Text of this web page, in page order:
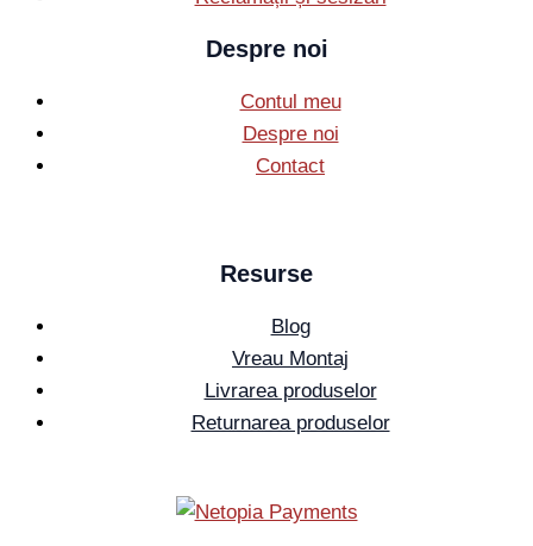
Despre noi
Contul meu
Despre noi
Contact
Resurse
Blog
Vreau Montaj
Livrarea produselor
Returnarea produselor